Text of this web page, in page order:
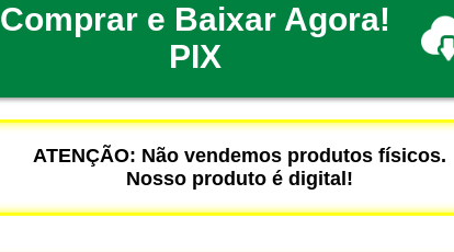
Comprar e Baixar Agora!
PIX
ATENÇÃO: Não vendemos produtos físicos.
Nosso produto é digital!